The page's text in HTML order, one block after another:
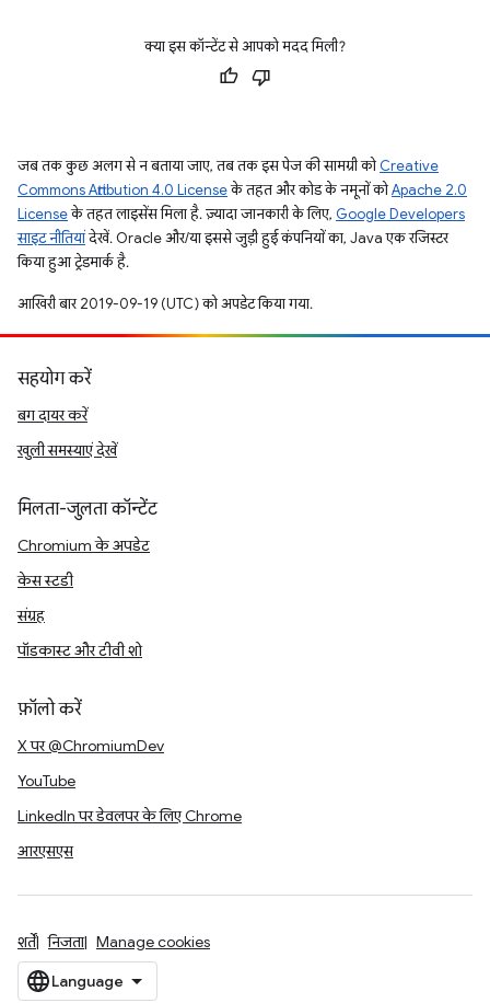
क्या इस कॉन्टेंट से आपको मदद मिली?
जब तक कुछ अलग से न बताया जाए, तब तक इस पेज की सामग्री कोCreative
Commons Attribution 4.0 Licenseके तहत और कोड के नमूनों कोApache 2.0
Licenseके तहत लाइसेंस मिला है. ज़्यादा जानकारी के लिए, Google Developers
साइट नीतियांदेखें. Oracle और/या इससे जुड़ी हुई कंपनियों का, Java एक रजिस्टर
किया हुआ ट्रेडमार्क है.
आखिरी बार 2019-09-19 (UTC) को अपडेट किया गया.
सहयोग करें
बग दायर करें
खुली समस्याएं देखें
मिलता-जुलता कॉन्टेंट
Chromium के अपडेट
केस स्टडी
संग्रह
पॉडकास्ट और टीवी शो
फ़ॉलो करें
X पर @ChromiumDev
YouTube
LinkedIn पर डेवलपर के लिए Chrome
आरएसएस
शर्तें निजता Manage cookies